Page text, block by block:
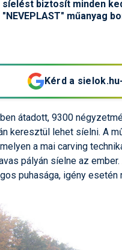
síelést biztosít minden
"NEVEPLAST" műanyag
Kérd a
átadott, 9300
keresztül lehet síelni. A
a mai carving
pályán síelne az
puhasága, igény